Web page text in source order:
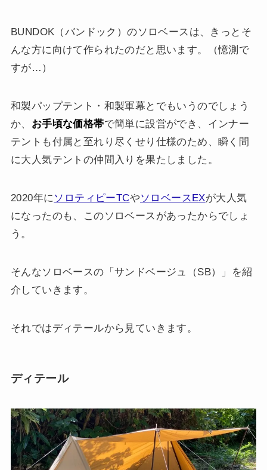
BUNDOK（バンドック）のソロベースは、きっとそ
んな方に向けて作られたのだと思います。（憶測で
すが…）
和製パップテント・和製軍幕とでもいうのでしょう
か、 お手頃な価格帯で簡単に設営ができ、インナー
テントも付属と至れり尽くせり仕様のため、瞬く間
に大人気テントの仲間入りを果たしました。
2020年に ソロティピーTCやソロベースEXが大人気
になったのも、このソロベースがあったからでしょ
う。
そんなソロベースの「サンドベージュ（SB）」を紹
介していきます。
それではディテールから見ていきます。
ディテール